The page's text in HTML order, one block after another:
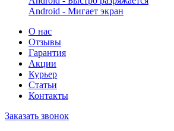
Android - Мигает экран
О нас
Отзывы
Гарантия
Акции
Курьер
Статьи
Контакты
Заказать звонок